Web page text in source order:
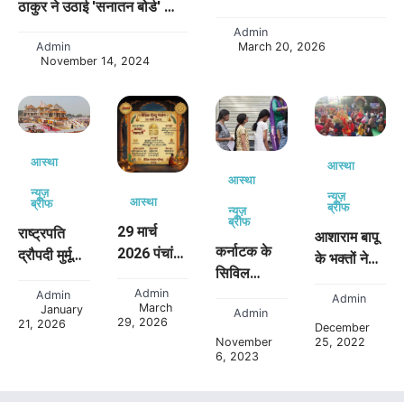
ठाकुर ने उठाई 'सनातन बोर्ड' की
Admin
November 14, 2024
Admin
March 20, 2026
आस्था
न्यूज़
ब्रीफ
राष्ट्रपति
द्रौपदी मुर्मू
करेंगी अयोध्या
दौरा, राम
Admin
January
21, 2026
आस्था
29 मार्च
2026 पंचांग |
एकादशी शुभ
मुहूर्त,
Admin
March
29, 2026
आस्था
न्यूज़
ब्रीफ
कर्नाटक के
सिविल
चेकिंग के नाम
पर हिन्दू
छात्राओं के
Admin
November
6, 2023
आस्था
न्यूज़
ब्रीफ
आशाराम बापू
के भक्तों ने
धाम से तुलसी
पूजन
दिवस,किया
आयोजन:-
Admin
December
25, 2022